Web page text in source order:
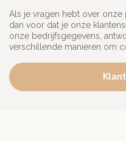
Als je vragen hebt over
dan voor dat je onze
onze bedrijfsgegevens,
verschillende manieren om